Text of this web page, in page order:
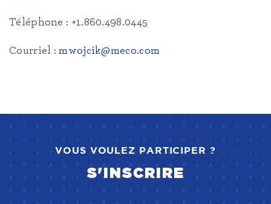
Téléphone : +1.860.498.0445
Courriel : mwojcik@meco.com
VOUS VOULEZ PARTICIPER ?
S'INSCRIRE